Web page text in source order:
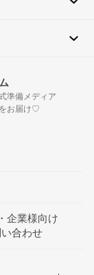
準備メディア
お届け♡
企業様向け
合わせ